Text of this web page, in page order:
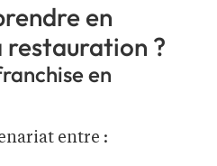
en
restauration ?
en
entre :